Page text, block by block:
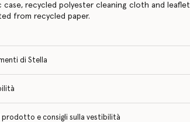
case, recycled polyester cleaning cloth and leaflet
from recycled paper.
di Stella
prodotto e consigli sulla vestibilità